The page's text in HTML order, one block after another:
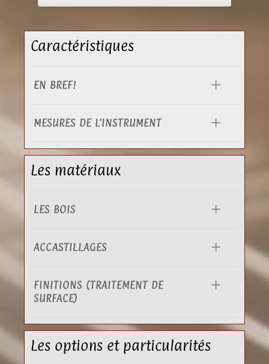
Caractéristiques
EN BREF!
MESURES DE L'INSTRUMENT
Les matériaux
LES BOIS
ACCASTILLAGES
FINITIONS (TRAITEMENT DE
SURFACE)
Les options et particularités